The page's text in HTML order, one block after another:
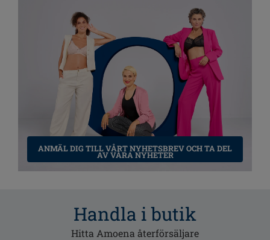
ANMÄL DIG TILL VÅRT NYHETSBREV OCH TA DEL
AV VÅRA NYHETER
Handla i butik
Hitta Amoena återförsäljare